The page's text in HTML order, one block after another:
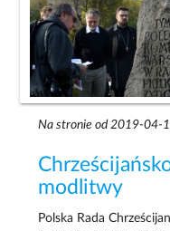
Na stronie od 2019-04-
modlitwy
Polska Rada